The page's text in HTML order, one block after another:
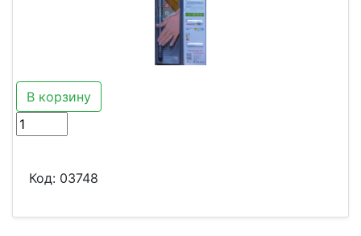
В корзину
Код: 03748